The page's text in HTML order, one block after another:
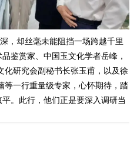
，却丝毫未能阻挡一场跨越千里
鉴赏家、中国玉文化学者岳峰，
化研究会副秘书长张玉甫，以及徐
等一行重量级专家，心怀期待，踏
平。此行，他们正是要深入调研当